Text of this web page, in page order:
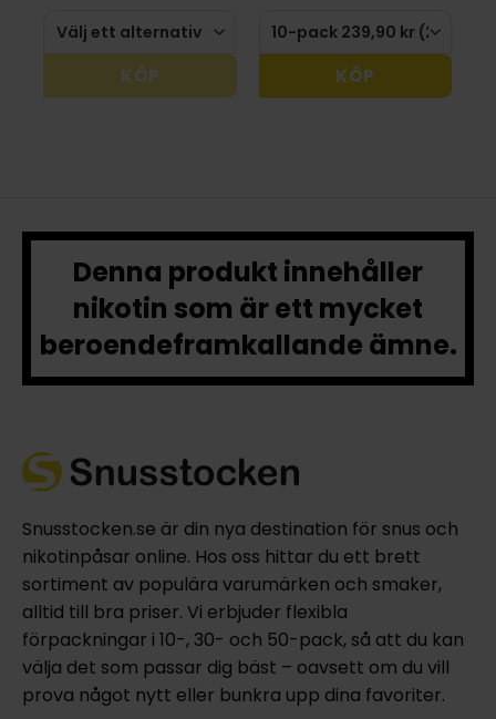
KÖP KÖP
Denna produkt innehåller
nikotin som är ett mycket
beroendeframkallande ämne.
Snusstocken.se är din nya destination för snus och
nikotinpåsar online. Hos oss hittar du ett brett
sortiment av populära varumärken och smaker,
alltid till bra priser. Vi erbjuder flexibla
förpackningar i 10-, 30- och 50-pack, så att du kan
välja det som passar dig bäst – oavsett om du vill
prova något nytt eller bunkra upp dina favoriter.